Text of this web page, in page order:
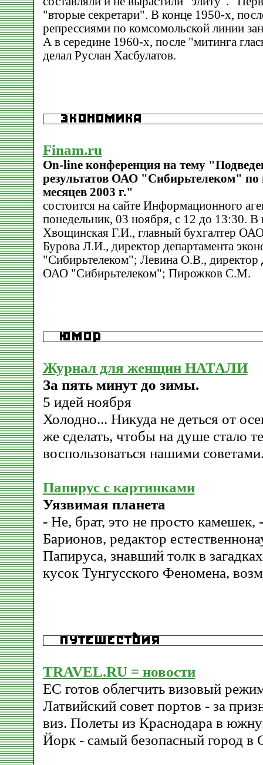
"вторые секретари". В конце 1950-х,
репрессиями по комсомольской линии
А в середине 1960-х, после "митинга
делал Руслан Хасбулатов.
Finam.ru
On-line конференция на тему
результатов ОАО "Сибирьтелеком" по
месяцев 2003 г."
состоится на сайте Информационного
понедельник, 03 ноября, с 12 до 13:30.
Хвощинская Г.И., главный бухгалтер
Бурова Л.И., директор департамента
"Сибирьтелеком"; Левина О.В., директор
ОАО "Сибирьтелеком"; Пирожков С.М.
Журнал для женщин НАТАЛИ
За пять минут до зимы.
5 идей ноября
Холодно... Никуда не деться от
же сделать, чтобы на душе стало
воспользоваться нашими
Папирус с картинками
Уязвимая планета
- Не, брат, это не просто камешек,
Барионов, редактор
Папируса, знавший толк в
кусок Тунгусского Феномена,
TRAVEL.RU = новости
ЕС готов облегчить визовый
Латвийский совет портов - за
виз. Полеты из Краснодара в
Йорк - самый безопасный город